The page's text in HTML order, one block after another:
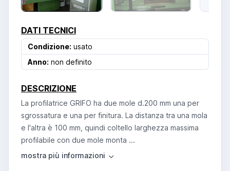
DATI TECNICI
Condizione: usato
Anno: non definito
DESCRIZIONE
La profilatrice GRIFO ha due mole d.200 mm una per
sgrossatura e una per finitura. La distanza tra una mola
e l'altra è 100 mm, quindi coltello larghezza massima
profilabile con due mole monta ...